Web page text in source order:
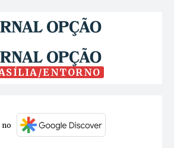
ENTORNO
no